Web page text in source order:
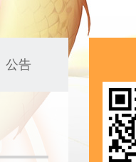
公告